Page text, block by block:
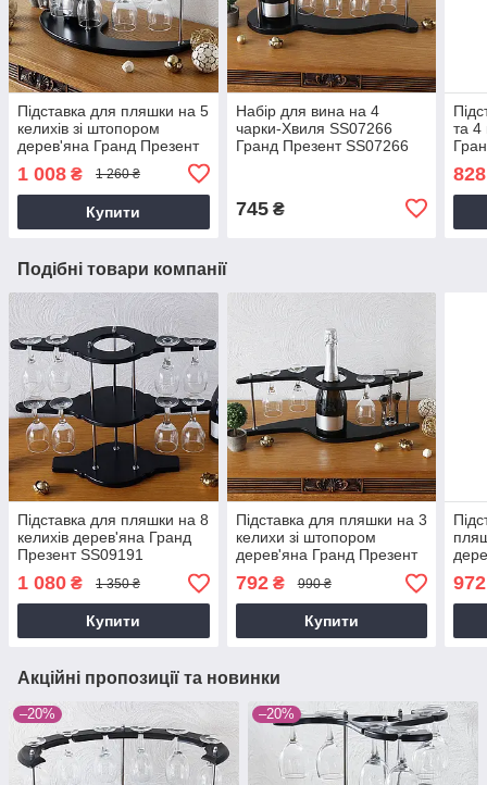
Підставка для пляшки на 5
келихів зі штопором
дерев'яна Гранд Презент
1 008 ₴ 1 260 ₴
Купити
Набір для вина на 4
чарки-Хвиля SS07266
Гранд Презент SS07266
745₴
та 4
828
Подібні товари компанії
Підставка для пляшки на 8
келихів дерев'яна Гранд
Презент SS09191
1 080 ₴ 1 350 ₴
Купити
Підставка для пляшки на 3
келихи зі штопором
дерев'яна Гранд Презент
SS09188
792₴ 990 ₴
Купити
972
Акційні пропозиції та новинки
–20% –20%